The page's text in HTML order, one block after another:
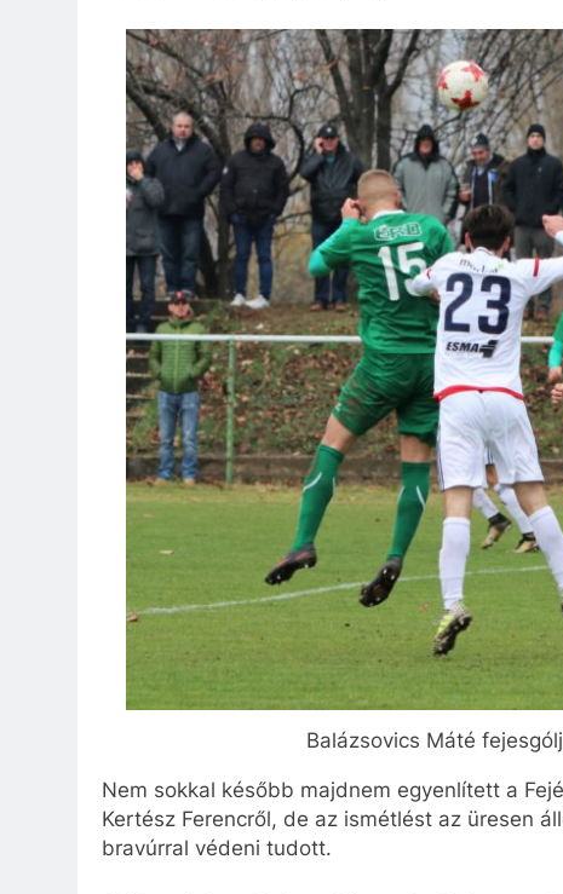
Balázsovics Máté
Nem sokkal később majdnem egyenlített a
Kertész Ferencről, de az ismétlést az üresen
bravúrral védeni tudott.